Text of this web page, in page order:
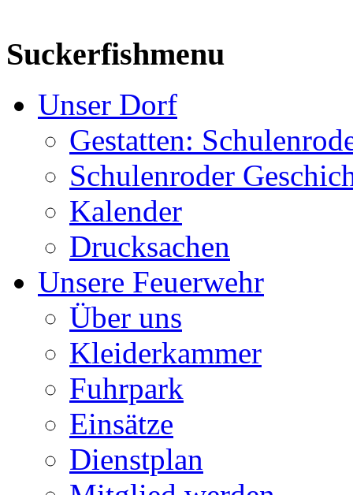
Suckerfishmenu
Unser Dorf
Gestatten:
Schulenroder
Kalender
Drucksachen
Unsere Feuerwehr
Über uns
Kleiderkammer
Fuhrpark
Einsätze
Dienstplan